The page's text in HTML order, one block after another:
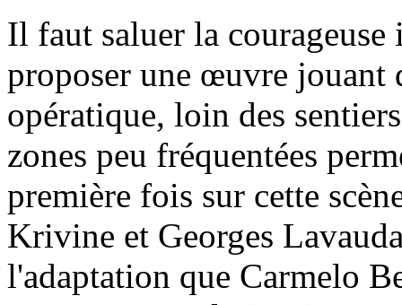
Il faut saluer la
proposer une œuvre jouant
opératique, loin des
zones peu fréquentées
première fois sur cette
Krivine et Georges
l'adaptation que Carmelo